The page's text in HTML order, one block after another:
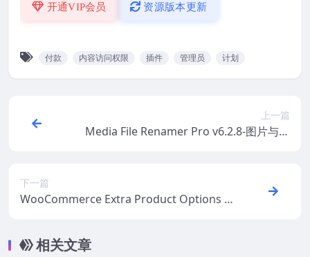
开通VIP会员 资源版本更新
付款 内容访问权限 插件 管理员 计划
上一篇
Media File Renamer Pro v6.2.8-图片与媒
下一篇
WooCommerce Extra Product Options v
相关文章